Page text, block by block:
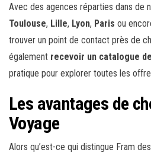
Avec des agences réparties dans de
Toulouse, Lille, Lyon, Paris ou
trouver un point de contact près de
également recevoir un catalogue
pratique pour explorer toutes les
Les avantages de
Voyage
Alors qu’est-ce qui distingue Fram